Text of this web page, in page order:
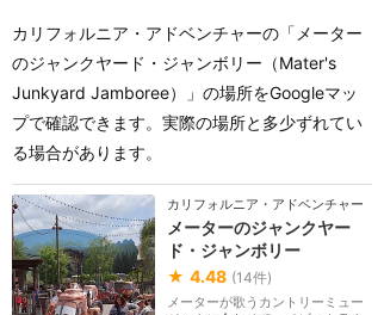
カリフォルニア・アドベンチャーの「メーター
のジャンクヤード・ジャンボリー（Mater's
Junkyard Jamboree）」の場所をGoogleマッ
プで確認できます。実際の場所と多少ずれてい
る場合があります。
カリフォルニア・アドベンチャー
メーターのジャンクヤー
ド・ジャンボリー
★ 4.48 (14件)
メーターが歌うカントリーミュー